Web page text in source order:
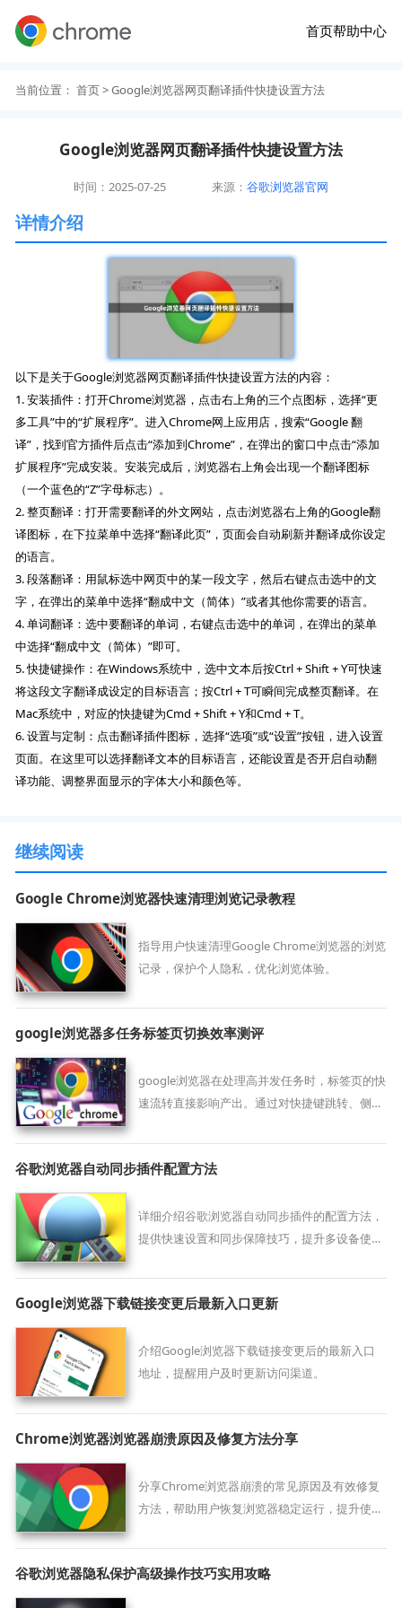
首页帮助中心
当前位置： 首页> Google浏览器网页翻译插件快捷设置方法
Google浏览器网页翻译插件快捷设置方法
时间：2025-07-25 来源：谷歌浏览器官网
详情介绍
以下是关于Google浏览器网页翻译插件快捷设置方法的内容：
1. 安装插件：打开Chrome浏览器，点击右上角的三个点图标，选择“更
多工具”中的“扩展程序”。进入Chrome网上应用店，搜索“Google 翻
译”，找到官方插件后点击“添加到Chrome”，在弹出的窗口中点击“添加
扩展程序”完成安装。安装完成后，浏览器右上角会出现一个翻译图标
（一个蓝色的“Z”字母标志）。
2. 整页翻译：打开需要翻译的外文网站，点击浏览器右上角的Google翻
译图标，在下拉菜单中选择“翻译此页”，页面会自动刷新并翻译成你设定
的语言。
3. 段落翻译：用鼠标选中网页中的某一段文字，然后右键点击选中的文
字，在弹出的菜单中选择“翻成中文（简体）”或者其他你需要的语言。
4. 单词翻译：选中要翻译的单词，右键点击选中的单词，在弹出的菜单
中选择“翻成中文（简体）”即可。
5. 快捷键操作：在Windows系统中，选中文本后按Ctrl + Shift + Y可快速
将这段文字翻译成设定的目标语言；按Ctrl + T可瞬间完成整页翻译。在
Mac系统中，对应的快捷键为Cmd + Shift + Y和Cmd + T。
6. 设置与定制：点击翻译插件图标，选择“选项”或“设置”按钮，进入设置
页面。在这里可以选择翻译文本的目标语言，还能设置是否开启自动翻
译功能、调整界面显示的字体大小和颜色等。
继续阅读
Google Chrome浏览器快速清理浏览记录教程
指导用户快速清理Google Chrome浏览器的浏览
记录，保护个人隐私，优化浏览体验。
google浏览器多任务标签页切换效率测评
google浏览器在处理高并发任务时，标签页的快
速流转直接影响产出。通过对快捷键跳转、侧边
测评，为您推荐最符合直觉的窗口管理方案，大
幅缩短信息比对路径，让多线程办公思路始终保
谷歌浏览器自动同步插件配置方法
详细介绍谷歌浏览器自动同步插件的配置方法，
提供快速设置和同步保障技巧，提升多设备使用
Google浏览器下载链接变更后最新入口更新
介绍Google浏览器下载链接变更后的最新入口
地址，提醒用户及时更新访问渠道。
Chrome浏览器浏览器崩溃原因及修复方法分享
分享Chrome浏览器崩溃的常见原因及有效修复
方法，帮助用户恢复浏览器稳定运行，提升使用
谷歌浏览器隐私保护高级操作技巧实用攻略